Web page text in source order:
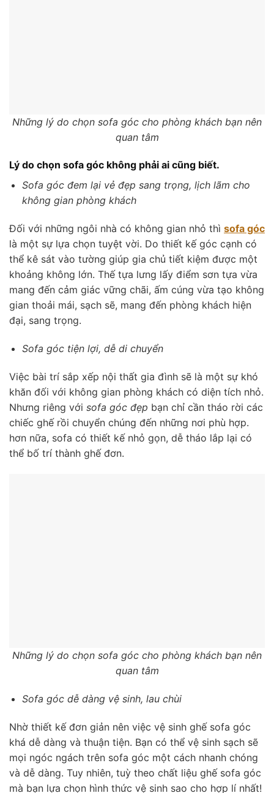
Những lý do chọn sofa góc cho phòng khách bạn nên
quan tâm
Lý do chọn sofa góc không phải ai cũng biết.
Sofa góc đem lại vẻ đẹp sang trọng, lịch lãm cho
không gian phòng khách
Đối với những ngôi nhà có không gian nhỏ thì sofa góc
là một sự lựa chọn tuyệt vời. Do thiết kế góc cạnh có
thể kê sát vào tường giúp gia chủ tiết kiệm được một
khoảng không lớn. Thế tựa lưng lấy điểm sơn tựa vừa
mang đến cảm giác vững chãi, ấm cúng vừa tạo không
gian thoải mái, sạch sẽ, mang đến phòng khách hiện
đại, sang trọng.
Sofa góc tiện lợi, dễ di chuyển
Việc bài trí sắp xếp nội thất gia đình sẽ là một sự khó
khăn đối với không gian phòng khách có diện tích nhỏ.
Nhưng riêng với sofa góc đẹp bạn chỉ cần tháo rời các
chiếc ghế rồi chuyển chúng đến những nơi phù hợp.
hơn nữa, sofa có thiết kế nhỏ gọn, dễ tháo lắp lại có
thể bố trí thành ghế đơn.
Những lý do chọn sofa góc cho phòng khách bạn nên
quan tâm
Sofa góc dễ dàng vệ sinh, lau chùi
Nhờ thiết kế đơn giản nên việc vệ sinh ghế sofa góc
khá dễ dàng và thuận tiện. Bạn có thể vệ sinh sạch sẽ
mọi ngóc ngách trên sofa góc một cách nhanh chóng
và dễ dàng. Tuy nhiên, tuỳ theo chất liệu ghế sofa góc
mà bạn lựa chọn hình thức vệ sinh sao cho hợp lí nhất!